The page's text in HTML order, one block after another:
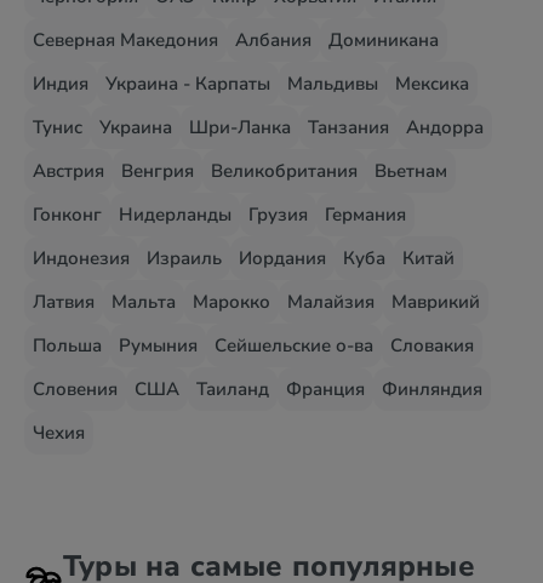
Северная Македония
Албания
Доминикана
Индия
Украина - Карпаты Мальдивы
Мексика
Тунис
Украина Шри-Ланка Танзания
Андорра
Австрия
Венгрия Великобритания
Вьетнам
Гонконг
Нидерланды Грузия
Германия
Индонезия
Израиль Иордания Куба
Китай
Латвия
Мальта Марокко Малайзия
Маврикий
Польша
Румыния Сейшельские о-ва
Словакия
Словения
США Таиланд Франция
Финляндия
Чехия
Туры на самые популярные